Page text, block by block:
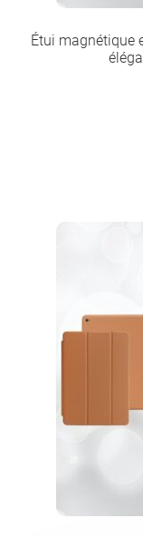
Étui magnétique